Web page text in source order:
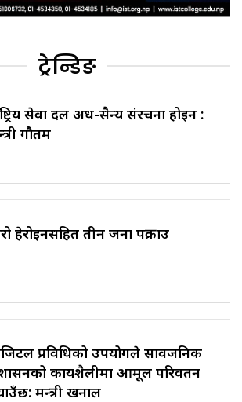
ट्रेन्डिङ
सेवा दल अर्ध-सैन्य संरचना होइन :
गौतम
हेरोइनसहित तीन जना पक्राउ
प्रविधिको उपयोगले सार्वजनिक
कार्यशैलीमा आमूल परिवर्तन
मन्त्री खनाल